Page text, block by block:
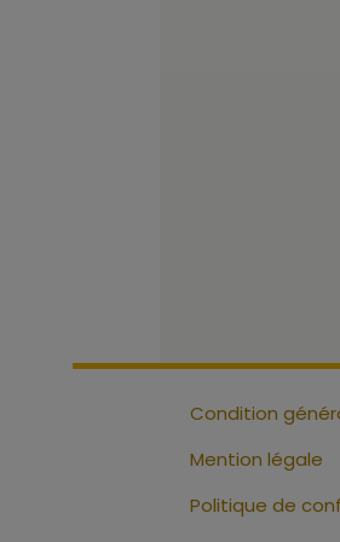
Condition
Mention légale
Politique de